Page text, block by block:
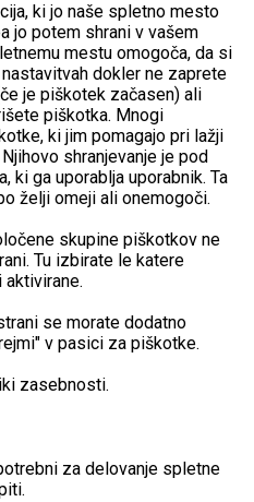
ki jo naše spletno mesto
jo potem shrani v vašem
mestu omogoča, da si
dokler ne zaprete
je piškotek začasen) ali
piškotka. Mnogi
ki jim pomagajo pri lažji
shranjevanje je pod
ki ga uporablja uporabnik. Ta
želji omeji ali onemogoči.
skupine piškotkov ne
Tu izbirate le katere
se morate dodatno
v pasici za piškotke.
zasebnosti.
za delovanje spletne